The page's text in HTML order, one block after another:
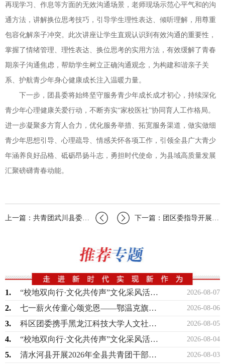
再现学习、作息等方面的无效沟通场景，老师现场示范心平气和的沟
通方法，讲解换位思考技巧，引导学生理性表达、倾听理解，用尊重
包容化解亲子冲突。此次讲座让学生直观认识到有效沟通的重要性，
掌握了情绪管理、理性表达、换位思考的实用方法，有效缓解了青春
期亲子沟通焦虑，帮助学生树立正确沟通观念，为构建和谐亲子关
系、护航青少年身心健康成长注入温暖力量。
下一步，团县委将始终坚守服务青少年成长成才初心，持续深化
青少年心理健康关爱行动，不断夯实“家校医社”协同育人工作格局。
进一步凝聚多方育人合力，优化服务举措、拓宽服务渠道，做实做细
青少年思想引导、心理疏导、情感关怀各项工作，引领全县广大青少
年涵养良好品格、砥砺昂扬斗志，勇担时代使命，为县域高质量发展
汇聚磅礴青春动能。
上一篇：共青团武川县委员会联合多部门举办企业用工岗位推荐及惠企政策宣传活动 下一篇：团区委指导开展剧本杀特色青年夜校活动
2026-08-07
1. “校地双向行·文化共传声”文化采风活动落幕青年力量赋能武川县域文化传播与文旅高质…
2026-08-06
2. 七一薪火传童心颂党恩——鄂温克旗团委开展红色故事会主题教育活动
2026-08-05
3. 科区团委携手黑龙江科技大学人文社会科学学院团委开展暑期“三下乡”社会实践活动
2026-08-04
4. “校地双向行·文化共传声”文化采风活动落幕青年力量赋能武川县域文化传播与文旅高质…
2026-08-03
5. 清水河县开展2026年全县共青团干部业务能力提升专题培训班